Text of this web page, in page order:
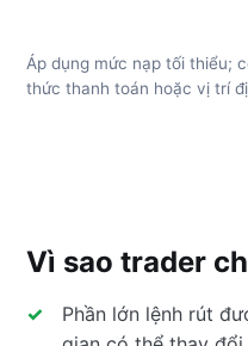
Áp dụng mức nạp tối thiểu;
thức thanh toán hoặc vị trí
Vì sao trader
Phần lớn lệnh rút